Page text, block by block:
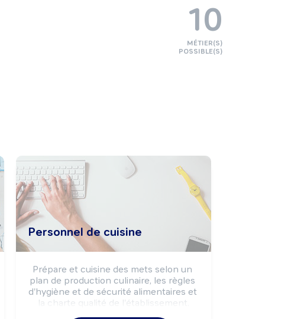
Personnel de cuisine
Prépare et cuisine des mets selon un
plan de production culinaire, les règles
d'hygiène et de sécurité alimentaires et
la charte qualité de l'établissement.
10
MÉTIER(S)
POSSIBLE(S)